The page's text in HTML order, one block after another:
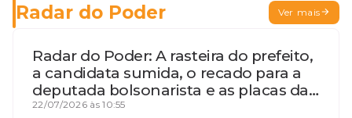
Radar do Poder Ver mais
Radar do Poder: A rasteira do prefeito,
a candidata sumida, o recado para a
deputada bolsonarista e as placas da
discórdia
22/07/2026 às 10:55